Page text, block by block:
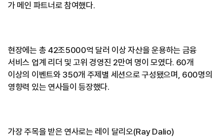
가 메인 파트너로 참여했다.
현장에는 총 42조5000억 달러 이상 자산을 운용하는 금융
서비스 업계 리더 및 고위 경영진 2만여 명이 모였다. 60개
이상의 이벤트와 350개 주제별 세션으로 구성됐으며, 600명의
영향력 있는 연사들이 등장했다.
가장 주목을 받은 연사로는 레이 달리오(Ray Dalio)